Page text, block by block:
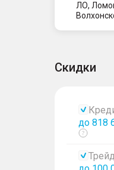
ЛО,
Скидки
до 818
Показать